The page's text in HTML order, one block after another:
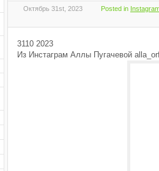
Октябрь 31st, 2023 Posted in
3110 2023
Из Инстаграм Аллы Пугачевой